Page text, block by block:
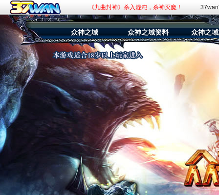
《九曲封神》杀入混沌，杀神灭魔！
《斗罗大陆：传承》百万福利抽奖活动！
《赘婿》新游预约，火爆开启！
众神之域 众神之域资料 众神之